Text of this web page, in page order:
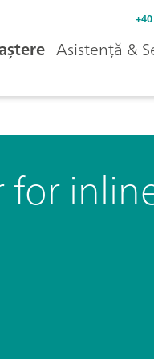
Asistență &
for